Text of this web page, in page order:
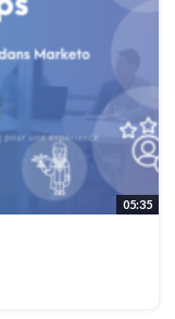
05:35